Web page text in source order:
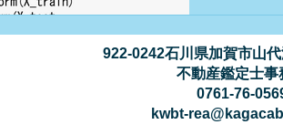
922-0242石川県加賀市山
不動産鑑定士事
0761-76-
kwbt-